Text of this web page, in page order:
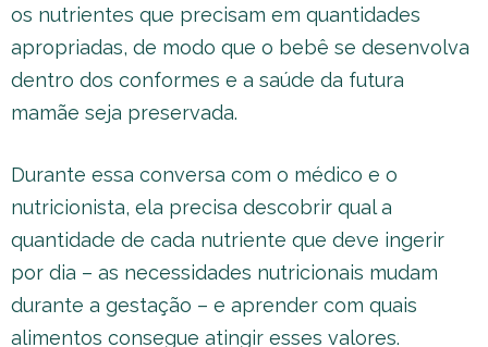
os nutrientes que precisam em quantidades
apropriadas, de modo que o bebê se desenvolva
dentro dos conformes e a saúde da futura
mamãe seja preservada.
Durante essa conversa com o médico e o
nutricionista, ela precisa descobrir qual a
quantidade de cada nutriente que deve ingerir
por dia – as necessidades nutricionais mudam
durante a gestação – e aprender com quais
alimentos consegue atingir esses valores.